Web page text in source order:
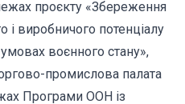
проєкту «Збереження
і виробничого потенціалу
воєнного стану»,
промислова палата
Програми ООН із